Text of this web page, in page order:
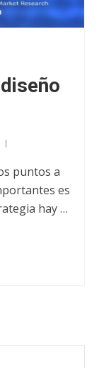
|
puntos a
es
hay …